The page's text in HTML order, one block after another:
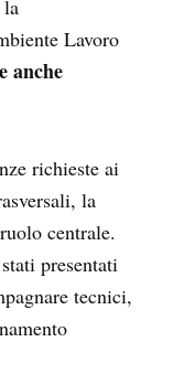
Lavoro
anche
richieste ai
la
centrale.
presentati
tecnici,